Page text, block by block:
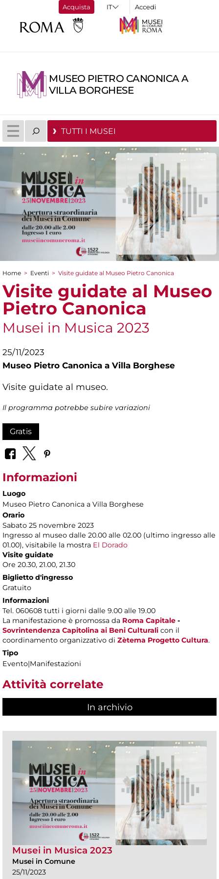
Acquista Accedi
MUSEO PIETRO CANONICA A
VILLA BORGHESE
TUTTI I MUSEI
Tu sei qui
Home > Eventi > Visite guidate al Museo Pietro Canonica
Visite guidate al Museo
Pietro Canonica
Musei in Musica 2023
25/11/2023
Museo Pietro Canonica a Villa Borghese
Visite guidate al museo.
Il programma potrebbe subire variazioni
Gratis
Informazioni
Luogo
Museo Pietro Canonica a Villa Borghese
Orario
Sabato 25 novembre 2023
Ingresso al museo dalle 20.00 alle 02.00 (ultimo ingresso alle
01.00), visitabile la mostra El Dorado
Visite guidate
Ore 20.30, 21.00, 21.30
Biglietto d'ingresso
Gratuito
Informazioni
Tel. 060608 tutti i giorni dalle 9.00 alle 19.00
La manifestazione è promossa da Roma Capitale -
Sovrintendenza Capitolina ai Beni Culturali con il
coordinamento organizzativo di Zètema Progetto Cultura.
Tipo
Evento|Manifestazioni
Attività correlate
In archivio
Musei in Musica 2023
Musei in Comune
25/11/2023